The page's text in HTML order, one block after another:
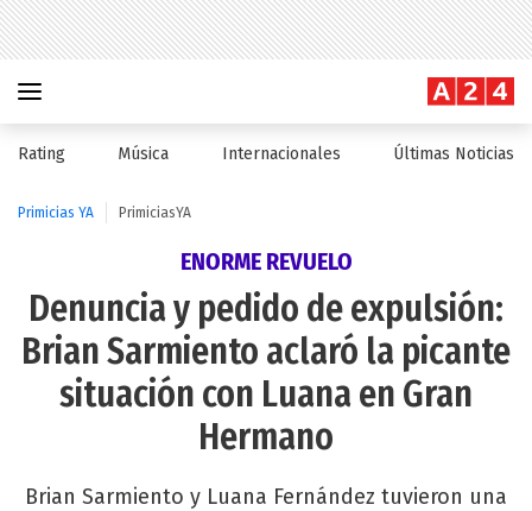
Rating Música Internacionales Últimas Noticias
Primicias YA PrimiciasYA
ENORME REVUELO
Denuncia y pedido de expulsión:
Brian Sarmiento aclaró la picante
situación con Luana en Gran
Hermano
Brian Sarmiento y Luana Fernández tuvieron una